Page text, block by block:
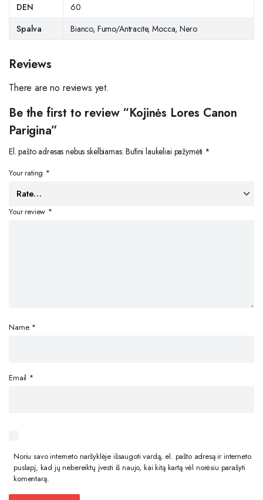
DEN
60
Spalva
Bianco, Fumo/Antracite, Mocca, Nero
Reviews
There are no reviews yet.
Be the first to review “Kojinės Lores Canon
Parigina”
El. pašto adresas nebus skelbiamas. Būtini laukeliai pažymėti *
Your rating *
Your review *
Name *
Email *
Noriu savo interneto naršyklėje išsaugoti vardą, el. pašto adresą ir interneto
puslapį, kad jų nebereiktų įvesti iš naujo, kai kitą kartą vėl norėsiu parašyti
komentarą.